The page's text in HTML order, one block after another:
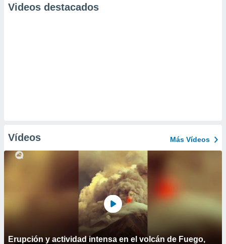
Videos destacados
Vídeos Más Vídeos
Erupción y actividad intensa en el volcán de Fuego,